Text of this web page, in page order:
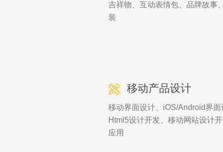
吉祥物、互动表情包、品牌故事
装
移动产品设计
移动界面设计、iOS/Android界面
Html5设计开发、移动网站设计
应用